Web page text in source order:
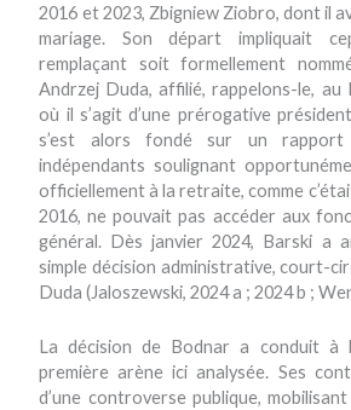
2016 et 2023, Zbigniew Ziobro, dont il
mariage. Son départ impliquait
remplaçant soit formellement
Andrzej Duda, affilié, rappelons-le, au
où il s’agit d’une prérogative
s’est alors fondé sur un
indépendants soulignant
officiellement à la retraite, comme
2016, ne pouvait pas accéder aux
général. Dès janvier 2024, Barski a
simple décision administrative, court-
Duda (Jaloszewski, 2024 a ; 2024 b ;
La décision de Bodnar a conduit à
première arène ici analysée. Ses
d’une controverse publique,